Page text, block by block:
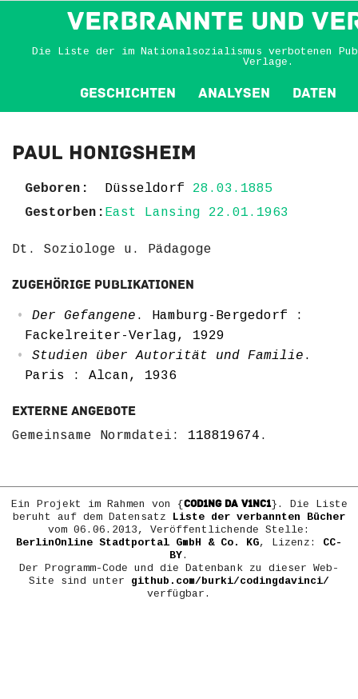
VERBRANNTE und
Die Liste der im Nationalsozialismus verbotenen
Verlage.
Geschichten Analysen Daten
Paul Honigsheim
Geboren: Düsseldorf 28.03.1885
Gestorben: East Lansing 22.01.1963
Dt. Soziologe u. Pädagoge
Zugehörige Publikationen
Der Gefangene . Hamburg-Bergedorf :
Fackelreiter-Verlag, 1929
Studien über Autorität und Familie .
Paris : Alcan, 1936
Externe Angebote
Gemeinsame Normdatei: 118819674 .
Ein Projekt im Rahmen von {COD1NG DA V1NC1}. Die Liste
beruht auf dem Datensatz
Liste der verbannten Bücher
vom 06.06.2013, Veröffentlichende Stelle:
BerlinOnline Stadtportal GmbH & Co. KG, Lizenz: CC-
BY.
Der Programm-Code und die Datenbank zu dieser Web-
Site sind unter github.com/burki/codingdavinci/
verfügbar.